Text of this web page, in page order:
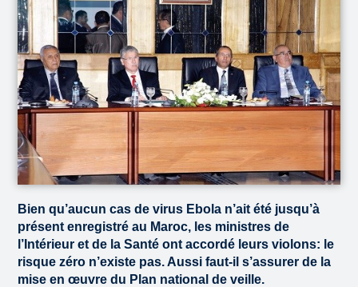
Bien qu’aucun cas de virus Ebola n’ait été jusqu’à
présent enregistré au Maroc, les ministres de
l’Intérieur et de la Santé ont accordé leurs violons: le
risque zéro n’existe pas. Aussi faut-il s’assurer de la
mise en œuvre du Plan national de veille.